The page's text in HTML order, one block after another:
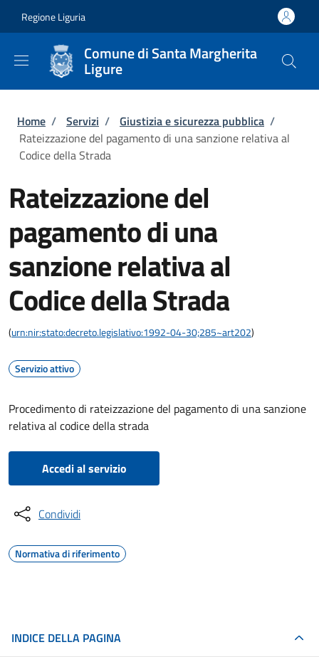
Regione Liguria
Comune di Santa Margherita
Ligure
Briciole di pane
Home / Servizi / Giustizia e sicurezza pubblica /
Rateizzazione del pagamento di una sanzione relativa al
Codice della Strada
Rateizzazione del
pagamento di una
sanzione relativa al
Codice della Strada
(urn:nir:stato:decreto.legislativo:1992-04-30;285~art202)
Servizio attivo
Procedimento di rateizzazione del pagamento di una sanzione
relativa al codice della strada
Accedi al servizio
Condividi
Normativa di riferimento
INDICE DELLA PAGINA